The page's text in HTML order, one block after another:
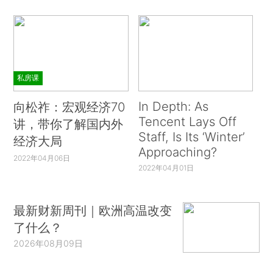
私房课
向松祚：宏观经济70
讲，带你了解国内外
经济大局
2022年04月06日
In Depth: As
Tencent Lays Off
Staff, Is Its ‘Winter’
Approaching?
2022年04月01日
最新财新周刊｜欧洲高温改变
了什么？
2026年08月09日